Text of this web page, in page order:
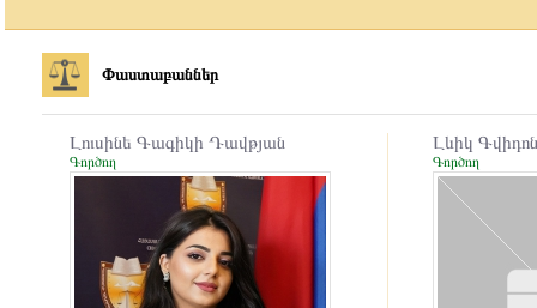
Փաստաբաններ
Լուսինե Գագիկի Դավթյան
Գործող
Լևիկ
Գործող